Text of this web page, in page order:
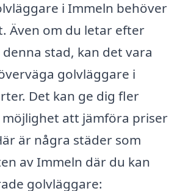
i Immeln behöver
Även om du letar efter
stad, kan det vara
golvläggare i
Det kan ge dig fler
att jämföra priser
är några städer som
av Immeln där du kan
golvläggare: